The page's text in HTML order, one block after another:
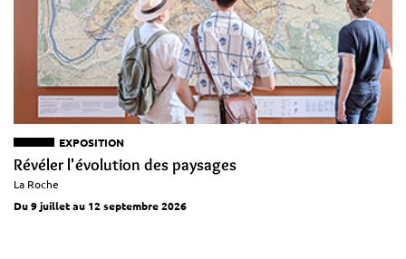
EXPOSITION
Révéler l'évolution des paysages
La Roche
Du 9 juillet au 12 septembre 2026